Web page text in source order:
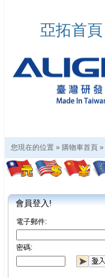
亞拓首頁
您現在的位置 » 購物車首頁 »
會員登入!
電子郵件:
密碼: